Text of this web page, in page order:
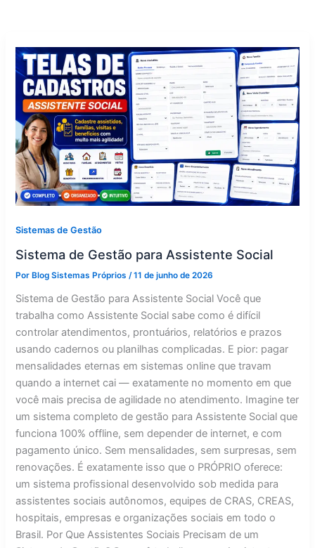
Sistemas de Gestão
Sistema de Gestão para Assistente Social
PorBlog Sistemas Próprios/11 de junho de 2026
Sistema de Gestão para Assistente Social Você que
trabalha como Assistente Social sabe como é difícil
controlar atendimentos, prontuários, relatórios e prazos
usando cadernos ou planilhas complicadas. E pior: pagar
mensalidades eternas em sistemas online que travam
quando a internet cai — exatamente no momento em que
você mais precisa de agilidade no atendimento. Imagine ter
um sistema completo de gestão para Assistente Social que
funciona 100% offline, sem depender de internet, e com
pagamento único. Sem mensalidades, sem surpresas, sem
renovações. É exatamente isso que o PRÓPRIO oferece:
um sistema profissional desenvolvido sob medida para
assistentes sociais autônomos, equipes de CRAS, CREAS,
hospitais, empresas e organizações sociais em todo o
Brasil. Por Que Assistentes Sociais Precisam de um